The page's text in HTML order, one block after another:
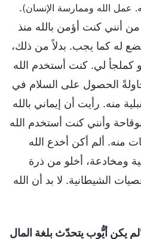
.
أنني كنت أؤمن بالله منذ
له كما يجب. بدلاً من ذلك،
كملجأ لي. كنت أستخدم الله
الحصول على السلام في
منه. رأيت أن إيماني بالله
وأنني كنت أستخدم الله
منه. ألم أكن أخدع الله
ومخادعة، أخلو من ذرة
الشيطانية. لا بد أن الله
لم يكن أيُّوب يتحدّث بلغة المال